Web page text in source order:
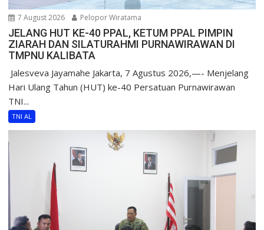
7 August 2026 Pelopor Wiratama
JELANG HUT KE-40 PPAL, KETUM PPAL PIMPIN
ZIARAH DAN SILATURAHMI PURNAWIRAWAN DI
TMPNU KALIBATA
​ Jalesveva Jayamahe Jakarta, 7 Agustus 2026,—- Menjelang
Hari Ulang Tahun (HUT) ke-40 Persatuan Purnawirawan
TNI...
TNI AL